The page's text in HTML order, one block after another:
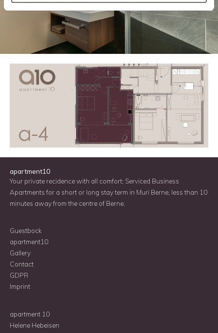
apartment10
Your private recidence with all comfort: Serviced Business
Apartments for a short or long stay term in Muri Berne, less than 10
minutes away from the centre of Berne.
Guestbock
apartment10
Gallery
Contact
GDPR
Imprint
apartment 10
Helene Hebeisen